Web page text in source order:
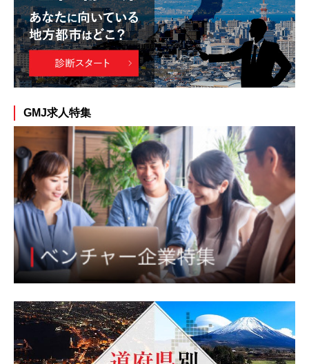
GMJ求人特集
道府県別求人特集